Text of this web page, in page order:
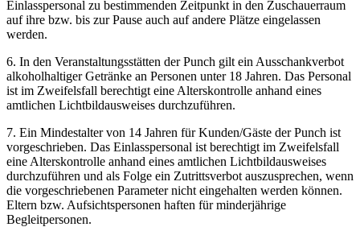
Einlasspersonal zu bestimmenden Zeitpunkt in den Zuschauerraum
auf ihre bzw. bis zur Pause auch auf andere Plätze eingelassen
werden.
6. In den Veranstaltungsstätten der Punch gilt ein Ausschankverbot
alkoholhaltiger Getränke an Personen unter 18 Jahren. Das Personal
ist im Zweifelsfall berechtigt eine Alterskontrolle anhand eines
amtlichen Lichtbildausweises durchzuführen.
7. Ein Mindestalter von 14 Jahren für Kunden/Gäste der Punch ist
vorgeschrieben. Das Einlasspersonal ist berechtigt im Zweifelsfall
eine Alterskontrolle anhand eines amtlichen Lichtbildausweises
durchzuführen und als Folge ein Zutrittsverbot auszusprechen, wenn
die vorgeschriebenen Parameter nicht eingehalten werden können.
Eltern bzw. Aufsichtspersonen haften für minderjährige
Begleitpersonen.